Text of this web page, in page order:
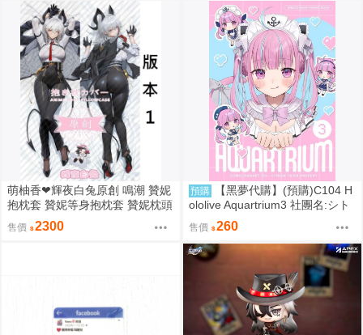
萌柚香❤輝夜白兔原創 鳴潮 贊妮
抱枕套 贊妮等身抱枕套 贊妮枕頭
套 贊妮枕套 動漫等身抱枕套
售價 2300
預購
【黑夢代購】(預購)C104 H
ololive Aquartrium3 社團名:シト
ロン庭園 繪師:タツヨシ
售價 260